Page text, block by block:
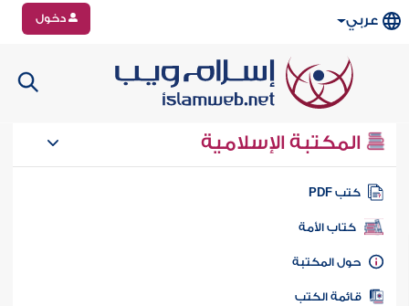
عربي دخول
المكتبة الإسلامية
كتب PDF
كتاب الأمة
المكتبة